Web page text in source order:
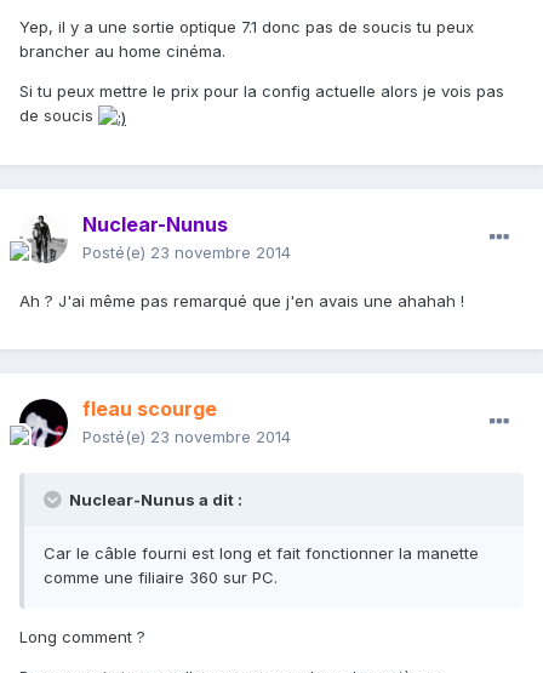
Yep, il y a une sortie optique 7.1 donc pas de soucis tu peux
brancher au home cinéma.
Si tu peux mettre le prix pour la config actuelle alors je vois pas
de soucis
Nuclear-Nunus
Posté(e) 23 novembre 2014
Ah ? J'ai même pas remarqué que j'en avais une ahahah !
fleau scourge
Posté(e) 23 novembre 2014
Nuclear-Nunus a dit :
Car le câble fourni est long et fait fonctionner la manette
comme une filiaire 360 sur PC.
Long comment ?